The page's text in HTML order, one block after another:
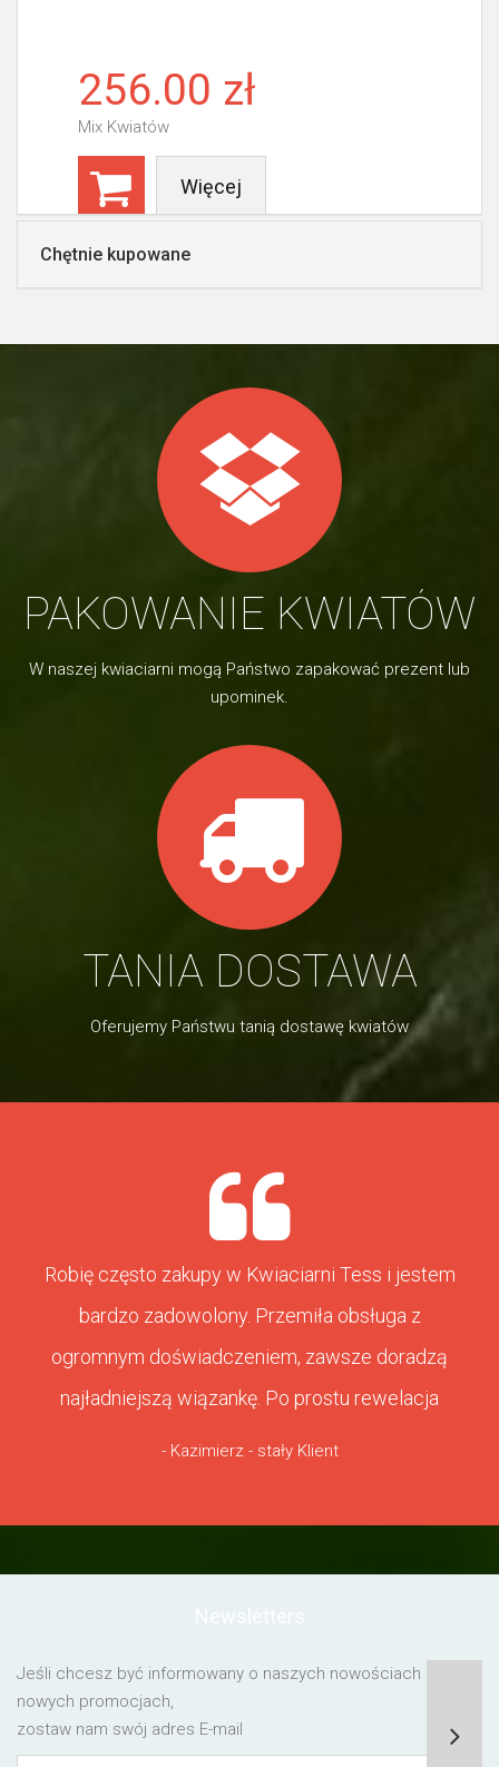
256.00 zł
Mix Kwiatów
Więcej
Chętnie kupowane
PAKOWANIE KWIATÓW
W naszej kwiaciarni mogą Państwo zapakować prezent lub
upominek.
TANIA DOSTAWA
Oferujemy Państwu tanią dostawę kwiatów
Robię często zakupy w Kwiaciarni Tess i jestem
bardzo zadowolony. Przemiła obsługa z
ogromnym doświadczeniem, zawsze doradzą
najładniejszą wiązankę. Po prostu rewelacja
- Kazimierz - stały Klient
Jeśli chcesz być informowany o naszych nowościach lub o
nowych promocjach,
zostaw nam swój adres E-mail